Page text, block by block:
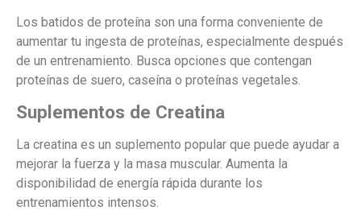
Los batidos de proteína son una forma conveniente de
aumentar tu ingesta de proteínas, especialmente después
de un entrenamiento. Busca opciones que contengan
proteínas de suero, caseína o proteínas vegetales.
Suplementos de Creatina
La creatina es un suplemento popular que puede ayudar a
mejorar la fuerza y la masa muscular. Aumenta la
disponibilidad de energía rápida durante los
entrenamientos intensos.